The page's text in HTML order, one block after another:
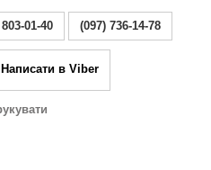
01-40 (097) 736-14-78
Написати в Viber